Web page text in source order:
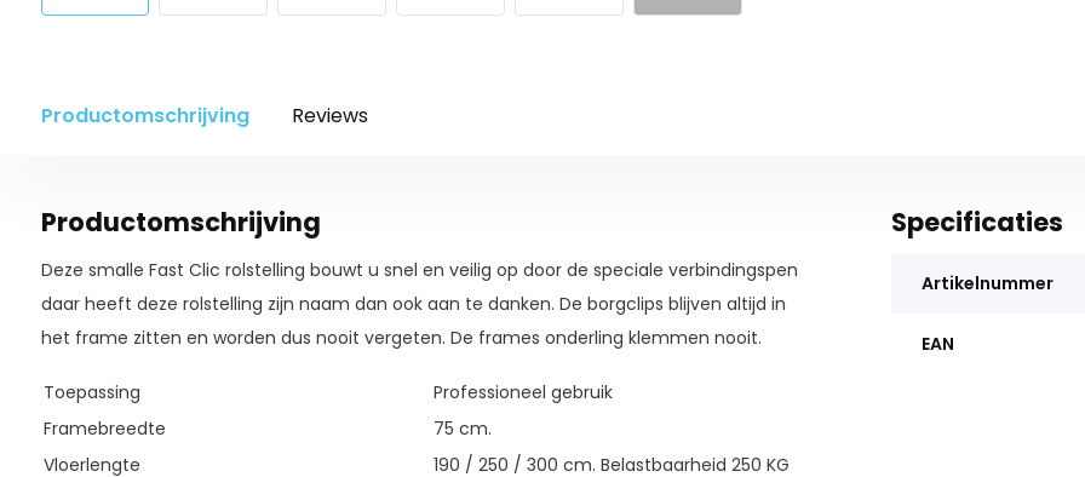
Productomschrijving Reviews
Productomschrijving
Deze smalle Fast Clic rolstelling bouwt u snel en veilig op door de speciale verbindingspen
daar heeft deze rolstelling zijn naam dan ook aan te danken. De borgclips blijven altijd in
het frame zitten en worden dus nooit vergeten. De frames onderling klemmen nooit.
Toepassing
Professioneel gebruik
Framebreedte
75 cm.
Vloerlengte
190 / 250 / 300 cm. Belastbaarheid 250 KG
Specificaties
Artikelnummer
EAN